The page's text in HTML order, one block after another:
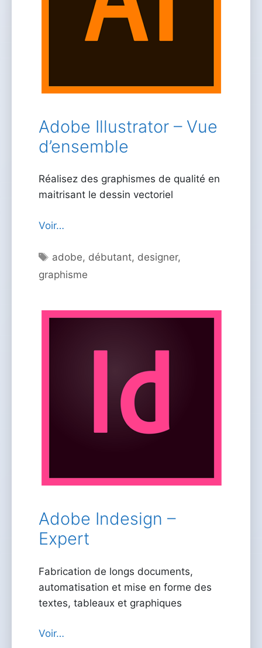
Adobe Illustrator – Vue
d’ensemble
Réalisez des graphismes de qualité en
maitrisant le dessin vectoriel
Voir…
Étiquettes
adobe, débutant, designer,
graphisme
Adobe Indesign –
Expert
Fabrication de longs documents,
automatisation et mise en forme des
textes, tableaux et graphiques
Voir…